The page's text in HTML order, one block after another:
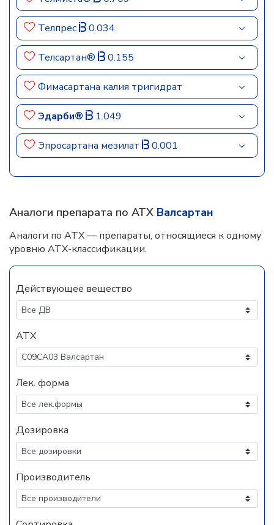
Телпрес 0.034
Телсартан® 0.155
Фимасартана калия тригидрат
Эдарби® 1.049
Эпросартана мезилат 0.001
Аналоги препарата по АТХ Валсартан
Аналоги по АТХ — препараты, относящиеся к одному
уровню АТХ-классификации.
Действующее вещество
АТХ
Лек. форма
Дозировка
Производитель